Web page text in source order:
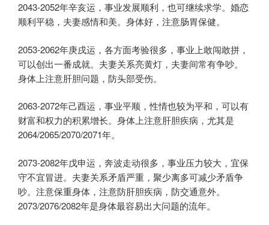
2043-2052年辛亥运，事业发展顺利，也可继续求学。婚恋
顺利平稳，夫妻感情和美。身体好，注意肠胃保健。
2053-2062年庚戌运，各方面考验很多，事业上敢闯敢拼，
可以创出一番成就。夫妻关系亮黄灯，夫妻间常有争吵。
身体上注意肝胆问题，防头部受伤。
2063-2072年己酉运，事业平顺，性情也较为平和，可以有
财富和权力的积累增长。身体上注意肝胆疾病，尤其是
2064/2065/2070/2071年。
2073-2082年戊申运，奔波走动很多，事业压力较大，宜保
守不宜冒进。夫妻关系矛盾严重，聚少离多可减少矛盾争
吵。注意保重身体，注意防肝胆疾病，防交通意外。
2073/2076/2082年是身体最容易出大问题的流年。